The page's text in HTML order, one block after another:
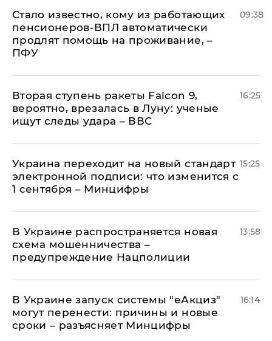
Стало известно, кому из работающих
пенсионеров-ВПЛ автоматически
продлят помощь на проживание, –
ПФУ
09:38
Вторая ступень ракеты Falcon 9,
вероятно, врезалась в Луну: ученые
ищут следы удара – ВВС
16:25
Украина переходит на новый стандарт
электронной подписи: что изменится с
1 сентября – Минцифры
15:25
В Украине распространяется новая
схема мошенничества –
предупреждение Нацполиции
13:58
В Украине запуск системы "еАкциз"
могут перенести: причины и новые
сроки – разъясняет Минцифры
16:14